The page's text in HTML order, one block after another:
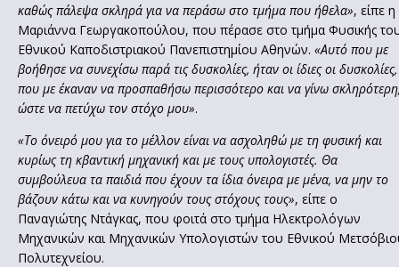
καθώς πάλεψα σκληρά για να περάσω στο τμήμα που ήθελα», είπε η
Μαριάννα Γεωργακοπούλου, που πέρασε στο τμήμα Φυσικής
Εθνικού Καποδιστριακού Πανεπιστημίου Αθηνών. «Αυτό που με
βοήθησε να συνεχίσω παρά τις δυσκολίες, ήταν οι ίδιες οι δυσκολίες,
που με έκαναν να προσπαθήσω περισσότερο και να γίνω
ώστε να πετύχω τον στόχο μου».
«Το όνειρό μου για το μέλλον είναι να ασχοληθώ με τη φυσική και
κυρίως τη κβαντική μηχανική και με τους υπολογιστές. Θα
συμβούλευα τα παιδιά που έχουν τα ίδια όνειρα με μένα, να μην το
βάζουν κάτω και να κυνηγούν τους στόχους τους», είπε ο
Παναγιώτης Ντάγκας, που φοιτά στο τμήμα Ηλεκτρολόγων
Μηχανικών και Μηχανικών Υπολογιστών του Εθνικού
Πολυτεχνείου.